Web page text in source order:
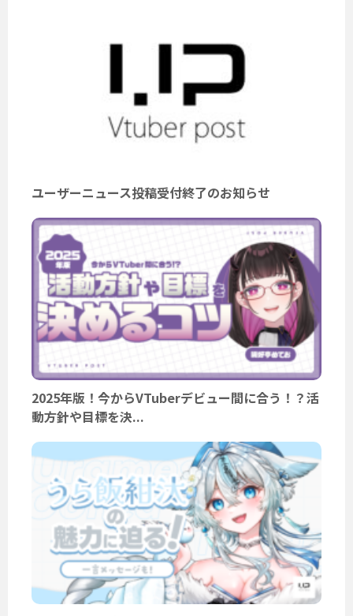
ユーザーニュース投稿受付終了のお知らせ
2025年版！今からVTuberデビュー間に合う！？活
動方針や目標を決...